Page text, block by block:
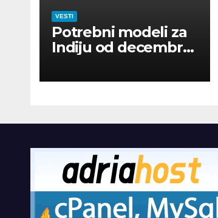
VESTI
Potrebni modeli za
Indiju od decembra